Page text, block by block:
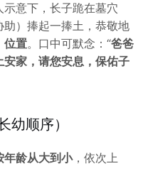
意下，长子跪在墓穴
）捧起一捧土，恭敬地
位置。口中可默念：“爸爸
安家，请您安息，保佑子
幼顺序）
年龄从大到小，依次上